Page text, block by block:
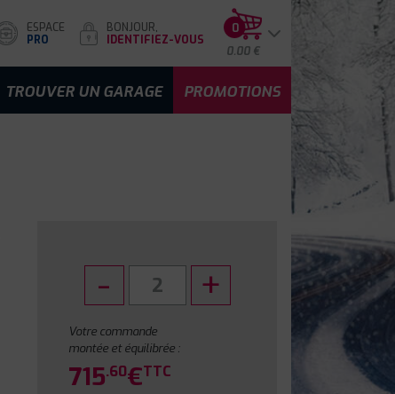
ESPACE
PRO
BONJOUR,
IDENTIFIEZ-VOUS
0
0.00 €
TROUVER UN GARAGE PROMOTIONS
Votre commande
montée et équilibrée :
715.60€TTC